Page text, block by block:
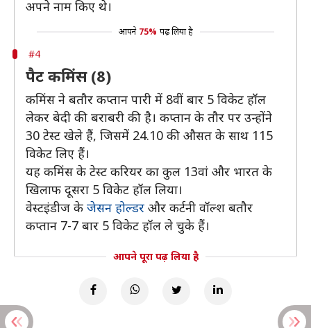
अपने नाम किए थे।
आपने 75% पढ़ लिया है
#4
पैट कमिंस (8)
कमिंस ने बतौर कप्तान पारी में 8वीं बार 5 विकेट हॉल
लेकर बेदी की बराबरी की है। कप्तान के तौर पर उन्होंने
30 टेस्ट खेले हैं, जिसमें 24.10 की औसत के साथ 115
विकेट लिए हैं।
यह कमिंस के टेस्ट करियर का कुल 13वां और भारत के
खिलाफ दूसरा 5 विकेट हॉल लिया।
वेस्टइंडीज के जेसन होल्डर और कर्टनी वॉल्श बतौर
कप्तान 7-7 बार 5 विकेट हॉल ले चुके हैं।
आपने पूरा पढ़ लिया है